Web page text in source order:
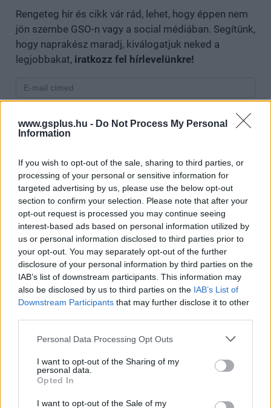
www.gsplus.hu - Do Not Process My Personal
Information
If you wish to opt-out of the sale, sharing to third parties, or
processing of your personal or sensitive information for
targeted advertising by us, please use the below opt-out
section to confirm your selection. Please note that after your
opt-out request is processed you may continue seeing
interest-based ads based on personal information utilized by
us or personal information disclosed to third parties prior to
your opt-out. You may separately opt-out of the further
disclosure of your personal information by third parties on the
IAB’s list of downstream participants. This information may
also be disclosed by us to third parties on the IAB’s List of
Downstream Participants that may further disclose it to other
Please note that this website/app uses one or more Google
not limited to your visit or usage behaviour. You may click to
grant or deny consent to Google and its third-party tags to
use your data for below specified purposes in below Google
consent section.
Personal Data Processing Opt Outs
I want to opt-out of the Sharing of my
personal data.
Opted In
I want to opt-out of the Sale of my
Rengeteg hír és cikk vár rád, lehet, hogy éppen nem
jön szembe GSO-n vagy a social médiában. Segítünk,
hogy naprakész maradj, kiválogatjuk neked a
legjobbakat, iratkozz fel hírlevelünkre!
megismertem és azt elfogadom.
Feliratkozom
SMASH by Meló-Diák: Homok, zene és a nyár legjobb
hangulata – Jön a második forduló! (X)
Július végén folytatódik a balatoni strandröplabda-
sorozat.
original series
#tos